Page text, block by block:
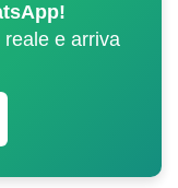
e arriva